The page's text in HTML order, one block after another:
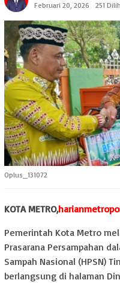
Februari 20, 2026
251
Oplus_131072
KOTA METRO,
Pemerintah Kota Metro
Prasarana Persampahan
Sampah Nasional (HPSN)
berlangsung di halaman